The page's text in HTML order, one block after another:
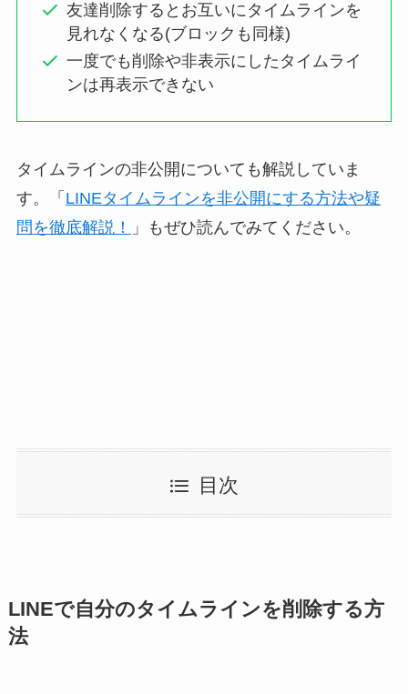
友達削除するとお互いにタイムラインを
見れなくなる(ブロックも同様)
一度でも削除や非表示にしたタイムライ
ンは再表示できない
タイムラインの非公開についても解説していま
す。「 LINEタイムラインを非公開にする方法や疑
問を徹底解説！
」もぜひ読んでみてください。
目次
LINEで自分のタイムラインを削除する方
法